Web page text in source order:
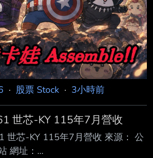
· 股票 Stock · 3小時前
世芯-KY 115年7月營收
世芯-KY 115年7月營收 來源： 公
網址：